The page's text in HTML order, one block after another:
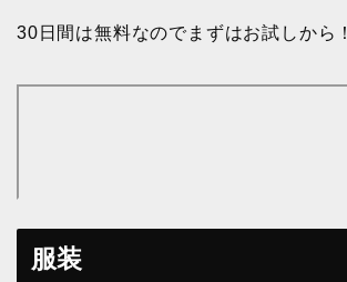
30日間は無料なのでまずはお試しから！
服装